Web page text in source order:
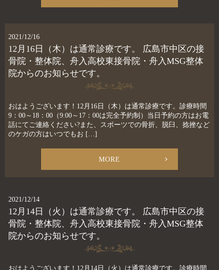
2021/12/16
12月16日（木）は通常診療です。 広島市中区の接
骨院・整体院、舟入高校東接骨院・舟入MSG整体
院からのお知らせです。
おはようございます！12月16日（木）は通常診療です。診療時間
9：00～18：00（9:00～17：00は完全予約制）当日予約の方はお電
話にてご連絡ください?また、スポーツでの骨折、脱臼、捻挫など
のケガの方はいつでもお […]
MORE
2021/12/14
12月14日（火）は通常診療です。 広島市中区の接
骨院・整体院、舟入高校東接骨院・舟入MSG整体
院からのお知らせです。
おはようございます！12月14日（火）は通常診療です。診療時間